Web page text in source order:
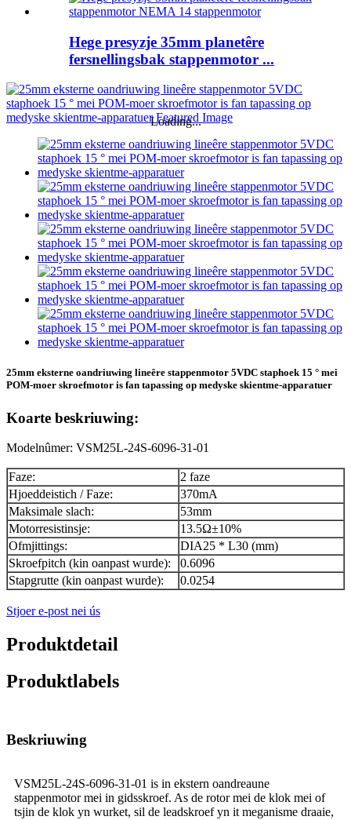
Hege presyzje 35mm planetêre
fersnellingsbak stappenmotor ...
Loading...
25mm eksterne oandriuwing lineêre stappenmotor 5VDC staphoek 15 ° mei
POM-moer skroefmotor is fan tapassing op medyske skientme-apparatuer
Koarte beskriuwing:
Modelnûmer: VSM25L-24S-6096-31-01
Faze:
2 faze
Hjoeddeistich / Faze:
370mA
Maksimale slach:
53mm
Motorresistinsje:
13.5Ω±10%
Ofmjittings:
DIA25 * L30 (mm)
Skroefpitch (kin oanpast wurde):
0.6096
Stapgrutte (kin oanpast wurde):
0.0254
Stjoer e-post nei ús
Produktdetail
Produktlabels
Beskriuwing
VSM25L-24S-6096-31-01 is in ekstern oandreaune
stappenmotor mei in gidsskroef. As de rotor mei de klok mei of
tsjin de klok yn wurket, sil de leadskroef yn it meganisme draaie,